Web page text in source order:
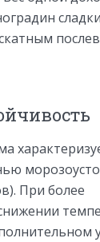
При более